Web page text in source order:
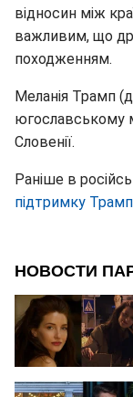
відносин між
важливим, що
походженням.
Меланія Трамп
югославському
Словенії.
Раніше в
підтримку